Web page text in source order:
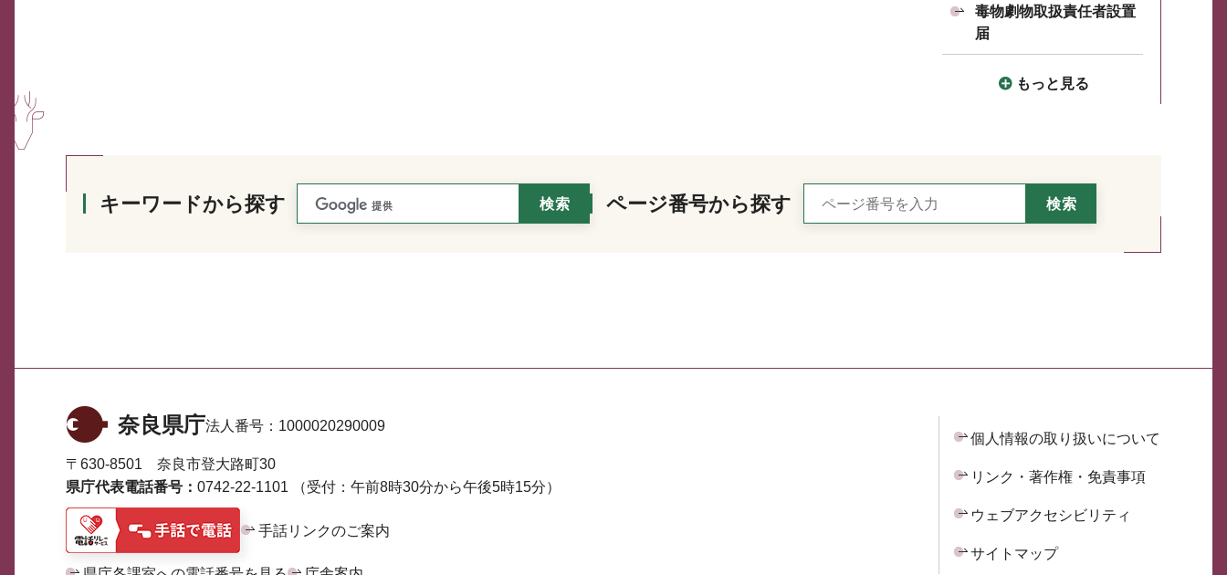
毒物劇物取扱責任者設置
届
もっと見る
キーワードから探す ページ番号から探す
奈良県庁法人番号： 1000020290009
〒630-8501 奈良市登大路町30
県庁代表電話番号： 0742-22-1101 （受付：午前8時30分から午後5時15分）
手話リンクのご案内
個人情報の取り扱いについて
リンク・著作権・免責事項
ウェブアクセシビリティ
サイトマップ